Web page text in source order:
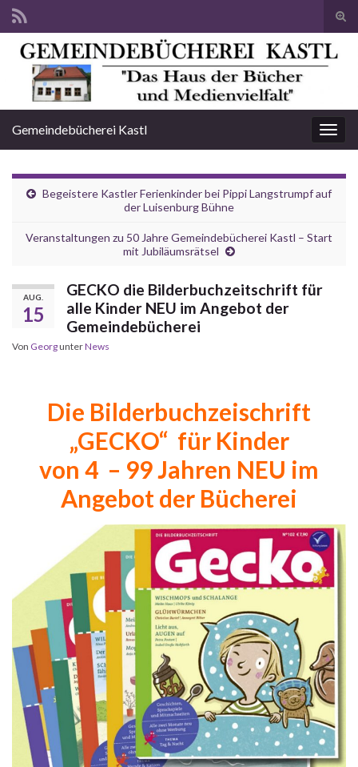
Search for:
Gemeindebücherei Kastl
Begeistere Kastler Ferienkinder bei Pippi Langstrumpf auf
der Luisenburg Bühne
Veranstaltungen zu 50 Jahre Gemeindebücherei Kastl – Start
mit Jubiläumsrätsel
AUG.
15
GECKO die Bilderbuchzeitschrift für
alle Kinder NEU im Angebot der
Gemeindebücherei
Von GeorgunterNews
Die Bilderbuchzeischrift
„GECKO“ für Kinder
von 4 – 99 Jahren NEU im
Angebot der Bücherei